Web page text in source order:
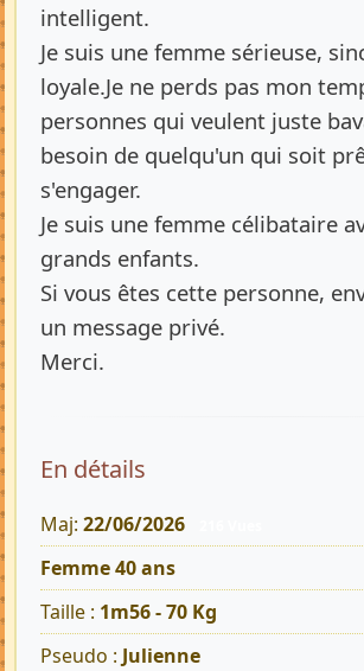
intelligent.
Je suis une femme sérieuse,
loyale.Je ne perds pas mon
personnes qui veulent juste
besoin de quelqu'un qui soit
s'engager.
Je suis une femme célibataire
grands enfants.
Si vous êtes cette personne,
un message privé.
Merci.
En détails
Maj: 22/06/2026
Femme 40 ans
Taille : 1m56 - 70 Kg
Pseudo : Julienne